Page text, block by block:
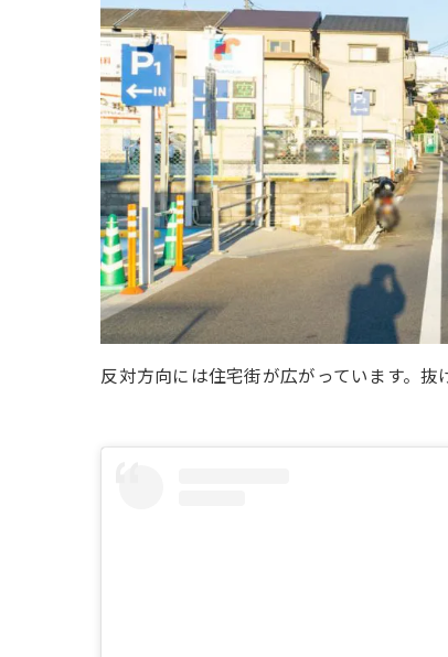
反対方向には住宅街が広がっています。抜